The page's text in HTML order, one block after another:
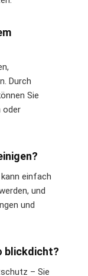
Durch
Sie
oder
einfach
und
und
blickdicht?
– Sie